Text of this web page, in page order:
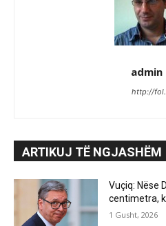
admin
http://
ARTIKUJ TË NGJASHËM
Vuçiq: Nëse
centimetra,
1 Gusht, 2026